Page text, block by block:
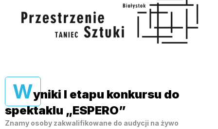
Wyniki I etapu konkursu do
spektaklu „ESPERO”
Znamy osoby zakwalifikowane do audycji na żywo